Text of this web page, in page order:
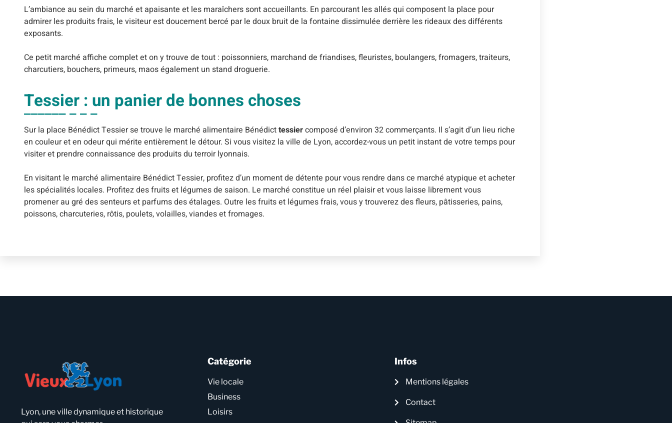
L’ambiance au sein du marché et apaisante et les maraîchers sont accueillants. En parcourant les allés qui composent la place pour
admirer les produits frais, le visiteur est doucement bercé par le doux bruit de la fontaine dissimulée derrière les rideaux des différents
exposants.
Ce petit marché affiche complet et on y trouve de tout : poissonniers, marchand de friandises, fleuristes, boulangers, fromagers, traiteurs,
charcutiers, bouchers, primeurs, maos également un stand droguerie.
Tessier : un panier de bonnes choses
Sur la place Bénédict Tessier se trouve le marché alimentaire Bénédicttessiercomposé d’environ 32 commerçants. Il s’agit d’un lieu riche
en couleur et en odeur qui mérite entièrement le détour. Si vous visitez la ville de Lyon, accordez-vous un petit instant de votre temps pour
visiter et prendre connaissance des produits du terroir lyonnais.
En visitant le marché alimentaire Bénédict Tessier, profitez d’un moment de détente pour vous rendre dans ce marché atypique et acheter
les spécialités locales. Profitez des fruits et légumes de saison. Le marché constitue un réel plaisir et vous laisse librement vous
promener au gré des senteurs et parfums des étalages. Outre les fruits et légumes frais, vous y trouverez des fleurs, pâtisseries, pains,
poissons, charcuteries, rôtis, poulets, volailles, viandes et fromages.
Lyon, une ville dynamique et historique
Catégorie
Vie locale
Business
Loisirs
Infos
Mentions légales
Contact